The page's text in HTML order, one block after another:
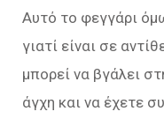
Αυτό το φεγγάρι
γιατί είναι σε
μπορεί να βγάλει
άγχη και να έχετε